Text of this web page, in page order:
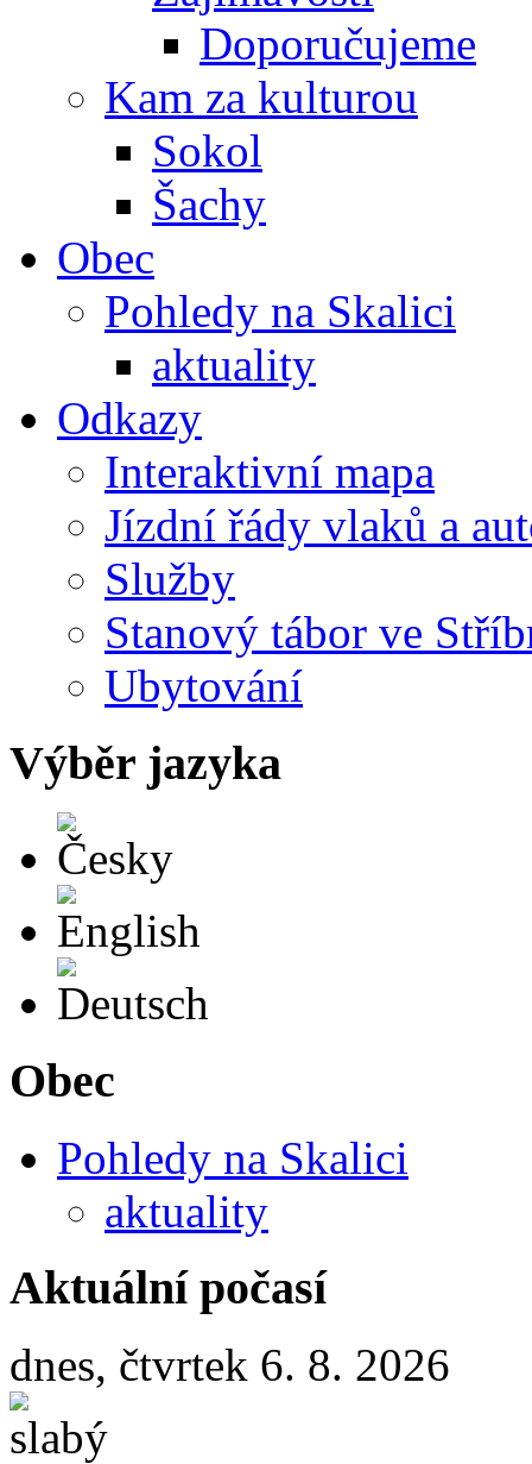
Doporučujeme
Kam za kulturou
Sokol
Šachy
Obec
Pohledy na Skalici
aktuality
Odkazy
Interaktivní mapa
Jízdní řády vlaků a
Služby
Stanový tábor ve
Ubytování
Výběr jazyka
Obec
Pohledy na Skalici
aktuality
Aktuální počasí
dnes, čtvrtek 6. 8. 2026